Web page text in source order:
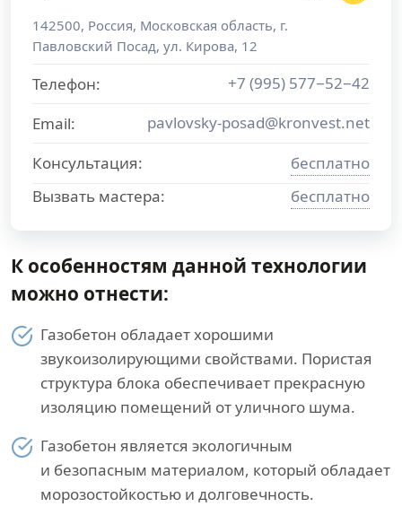
142500, Россия, Московская область, г.
Павловский Посад, ул. Кирова, 12
Телефон:
+7 (995) 577−52−42
Email:
pavlovsky-posad@kronvest.net
Консультация:
бесплатно
Вызвать мастера:
бесплатно
К особенностям данной технологии
можно отнести:
Газобетон обладает хорошими
звукоизолирующими свойствами. Пористая
структура блока обеспечивает прекрасную
изоляцию помещений от уличного шума.
Газобетон является экологичным
и безопасным материалом, который обладает
морозостойкостью и долговечность.